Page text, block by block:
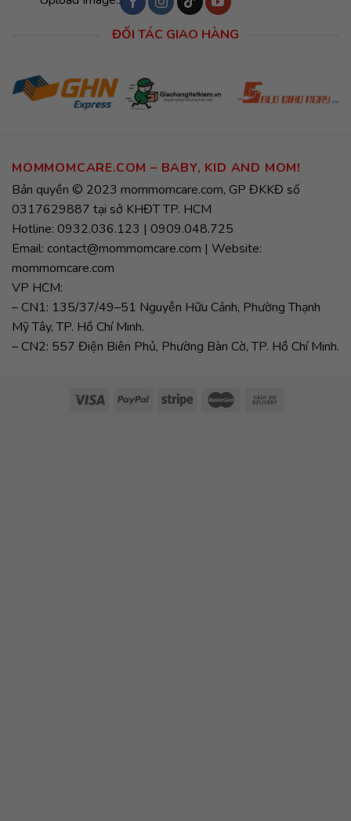
ĐỐI TÁC GIAO HÀNG
MOMMOMCARE.COM – BABY, KID AND MOM!
Bản quyền © 2023 mommomcare.com, GP ĐKKĐ số
0317629887 tại sở KHĐT TP. HCM
Hotline: 0932.036.123 | 0909.048.725
Email: contact@mommomcare.com | Website:
mommomcare.com
VP HCM:
– CN1: 135/37/49–51 Nguyễn Hữu Cảnh, Phường Thạnh
Mỹ Tây, TP. Hồ Chí Minh.
– CN2: 557 Điện Biên Phủ, Phường Bàn Cờ, TP. Hồ Chí Minh.